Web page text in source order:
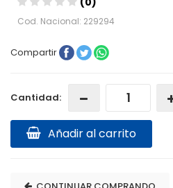
Cod. Nacional: 229294
Compartir
Cantidad:
Añadir al carrito